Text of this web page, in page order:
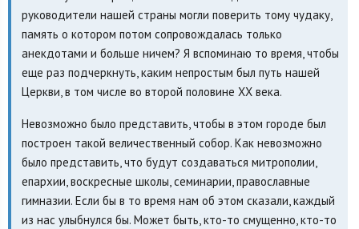
руководители нашей страны могли поверить тому чудаку,
память о котором потом сопровождалась только
анекдотами и больше ничем? Я вспоминаю то время, чтобы
еще раз подчеркнуть, каким непростым был путь нашей
Церкви, в том числе во второй половине XX века.
Невозможно было представить, чтобы в этом городе был
построен такой величественный собор. Как невозможно
было представить, что будут создаваться митрополии,
епархии, воскресные школы, семинарии, православные
гимназии. Если бы в то время нам об этом сказали, каждый
из нас улыбнулся бы. Может быть, кто-то смущенно, кто-то